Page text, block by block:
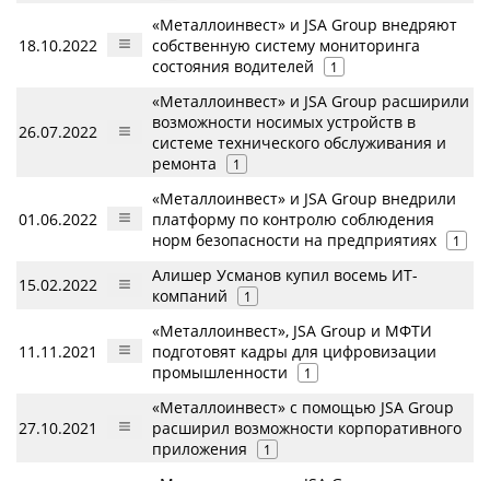
18.10.2022
«Металлоинвест» и JSA Group внедряют
собственную систему мониторинга
состояния водителей
1
26.07.2022
«Металлоинвест» и JSA Group расширили
возможности носимых устройств в
системе технического обслуживания и
ремонта
1
01.06.2022
«Металлоинвест» и JSA Group внедрили
платформу по контролю соблюдения
норм безопасности на предприятиях
1
15.02.2022
Алишер Усманов купил восемь ИТ-
компаний
1
11.11.2021
«Металлоинвест», JSA Group и МФТИ
подготовят кадры для цифровизации
промышленности
1
27.10.2021
«Металлоинвест» с помощью JSA Group
расширил возможности корпоративного
приложения
1